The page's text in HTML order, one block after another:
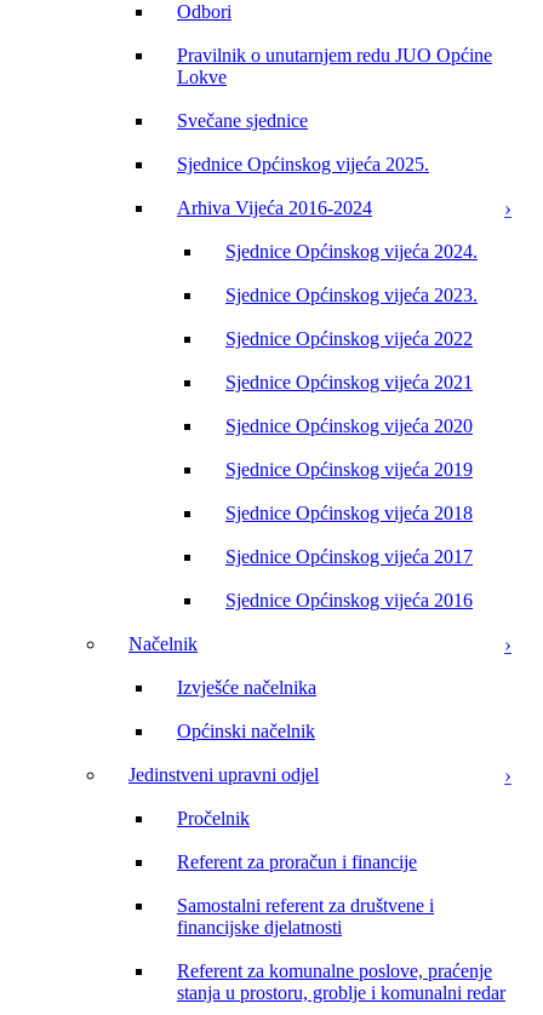
Odbori
Pravilnik o unutarnjem redu JUO Općine
Lokve
Svečane sjednice
Sjednice Općinskog vijeća 2025.
Arhiva Vijeća 2016-2024
Sjednice Općinskog vijeća 2024.
Sjednice Općinskog vijeća 2023.
Sjednice Općinskog vijeća 2022
Sjednice Općinskog vijeća 2021
Sjednice Općinskog vijeća 2020
Sjednice Općinskog vijeća 2019
Sjednice Općinskog vijeća 2018
Sjednice Općinskog vijeća 2017
Sjednice Općinskog vijeća 2016
Načelnik
Izvješće načelnika
Općinski načelnik
Jedinstveni upravni odjel
Pročelnik
Referent za proračun i financije
Samostalni referent za društvene i
financijske djelatnosti
Referent za komunalne poslove, praćenje
stanja u prostoru, groblje i komunalni redar